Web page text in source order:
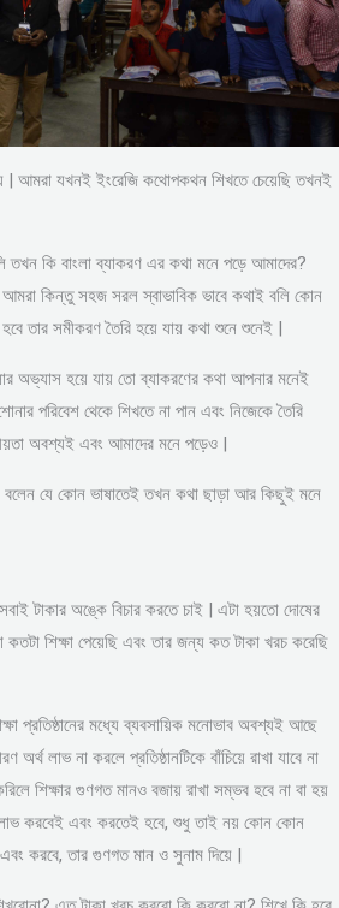
| আমরা যখনই ইংরেজি কথোপকথন শিখতে চেয়েছি তখনই
তখন কি বাংলা ব্যাকরণ এর কথা মনে পড়ে আমাদের?
আমরা কিন্তু সহজ সরল স্বাভাবিক ভাবে কথাই বলি কোন
তার সমীকরণ তৈরি হয়ে যায় কথা শুনে শুনেই |
অভ্যাস হয়ে যায় তো ব্যাকরণের কথা আপনার মনেই
পরিবেশ থেকে শিখতে না পান এবং নিজেকে তৈরি
অবশ্যই এবং আমাদের মনে পড়েও |
বলেন যে কোন ভাষাতেই তখন কথা ছাড়া আর কিছুই মনে
টাকার অঙ্কে বিচার করতে চাই | এটা হয়তো দোষের
শিক্ষা পেয়েছি এবং তার জন্য কত টাকা খরচ করেছি
প্রতিষ্ঠানের মধ্যে ব্যবসায়িক মনোভাব অবশ্যই আছে
লাভ না করলে প্রতিষ্ঠানটিকে বাঁচিয়ে রাখা যাবে না
শিক্ষার গুণগত মানও বজায় রাখা সম্ভব হবে না বা হয়
লাভ করবেই এবং করতেই হবে, শুধু তাই নয় কোন কোন
এবং করবে, তার গুণগত মান ও সুনাম দিয়ে |